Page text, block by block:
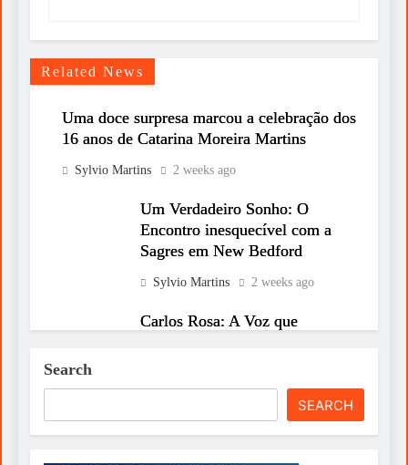
Related News
Uma doce surpresa marcou a celebração dos
16 anos de Catarina Moreira Martins
Sylvio Martins 2 weeks ago
Um Verdadeiro Sonho: O
Encontro inesquecível com a
Sagres em New Bedford
Sylvio Martins 2 weeks ago
Carlos Rosa: A Voz que
2 weeks ago
Direito de Habitação VS Direito
Search
SEARCH